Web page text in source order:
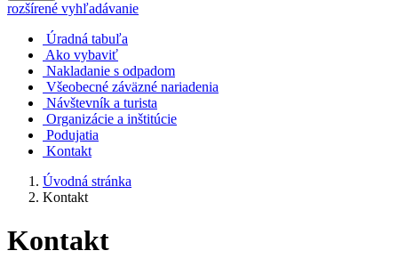
rozšírené vyhľadávanie
Úradná tabuľa
Ako vybaviť
Nakladanie s odpadom
Všeobecné záväzné nariadenia
Návštevník a turista
Organizácie a inštitúcie
Podujatia
Kontakt
Úvodná stránka
Kontakt
Kontakt